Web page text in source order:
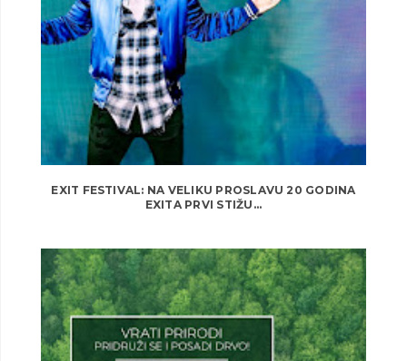
EXIT FESTIVAL: NA VELIKU PROSLAVU 20 GODINA
EXITA PRVI STIŽU...